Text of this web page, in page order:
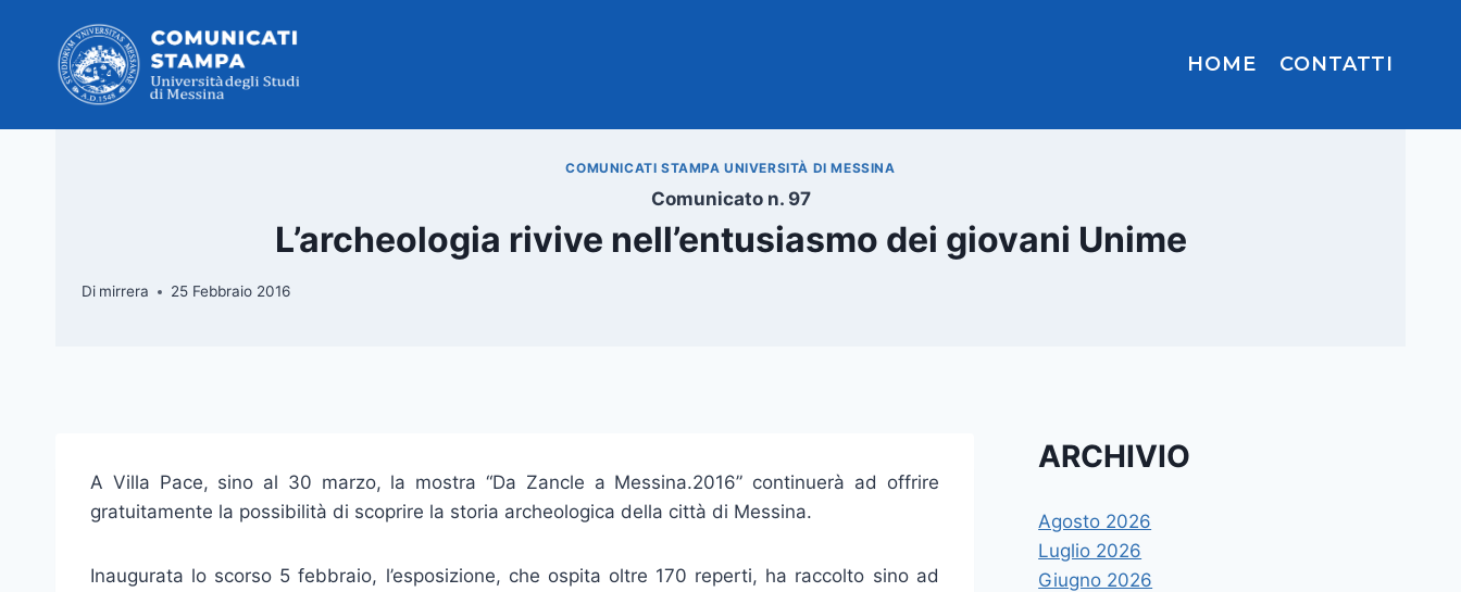
contenuto
HOME CONTATTI
COMUNICATI STAMPA UNIVERSITÀ DI MESSINA
Comunicato n. 97
L’archeologia rivive nell’entusiasmo dei giovani Unime
Di mirrera 25 Febbraio 2016
A Villa Pace, sino al 30 marzo, la mostra “Da Zancle a Messina.2016” continuerà ad offrire
gratuitamente la possibilità di scoprire la storia archeologica della città di Messina.
Inaugurata lo scorso 5 febbraio, l’esposizione, che ospita oltre 170 reperti, ha raccolto sino ad
ARCHIVIO
Agosto 2026
Luglio 2026
Giugno 2026